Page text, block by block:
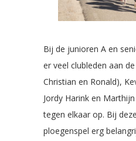
Bij de junioren A en
er veel clubleden aan
Christian en Ronald),
Jordy Harink en
tegen elkaar op. Bij
ploegenspel erg